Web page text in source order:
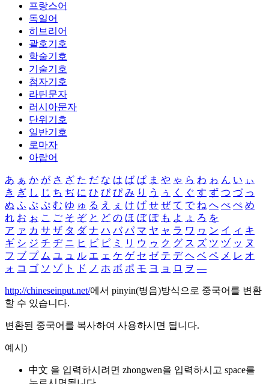
프랑스어
독일어
히브리어
괄호기호
학술기호
기술기호
첨자기호
라틴문자
러시아문자
단위기호
일반기호
로마자
아랍어
あ ぁ か が さ ざ た だ な は ば ぱ ま や ゃ ら わ ゎ ん い ぃ
き ぎ し じ ち ぢ に ひ び ぴ み り う ぅ く ぐ す ず つ づ っ
ぬ ふ ぶ ぷ む ゆ ゅ る え ぇ け げ せ ぜ て で ね へ べ ぺ め
れ お ぉ こ ご そ ぞ と ど の ほ ぼ ぽ も よ ょ ろ を
ア ァ カ サ ザ タ ダ ナ ハ バ パ マ ヤ ャ ラ ワ ヮ ン イ ィ キ
ギ シ ジ チ ヂ ニ ヒ ビ ピ ミ リ ウ ゥ ク グ ス ズ ツ ヅ ッ ヌ
フ ブ プ ム ユ ュ ル エ ェ ケ ゲ セ ゼ テ デ ヘ ベ ペ メ レ オ
ォ コ ゴ ソ ゾ ト ド ノ ホ ボ ポ モ ヨ ョ ロ ヲ ―
http://chineseinput.net/에서 pinyin(병음)방식으로 중국어를 변환
할 수 있습니다.
변환된 중국어를 복사하여 사용하시면 됩니다.
예시)
中文 을 입력하시려면 zhongwen을 입력하시고 space를